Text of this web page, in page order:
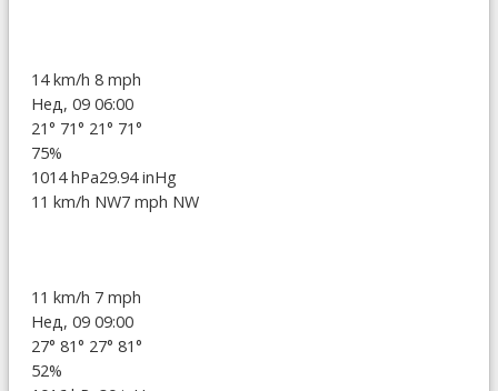
14 km/h 8 mph
Нед, 09 06:00
21° 71° 21° 71°
75%
1014 hPa29.94 inHg
11 km/h NW7 mph NW
11 km/h 7 mph
Нед, 09 09:00
27° 81° 27° 81°
52%